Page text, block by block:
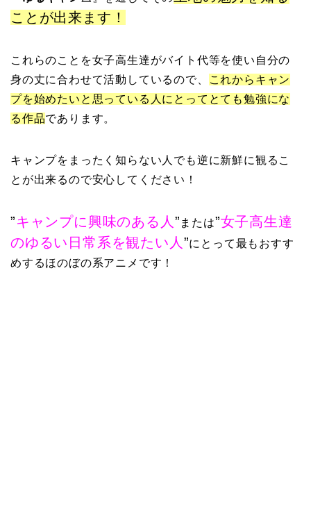
ことが出来ます！
これらのことを女子高生達がバイト代等を使い自分の
身の丈に合わせて活動しているので、
これからキャン
プを始めたいと思っている人にとってとても勉強にな
る作品であります。
キャンプをまったく知らない人でも逆に新鮮に観るこ
とが出来るので安心してください！
”キャンプに興味のある人 ” または”女子高生達
のゆるい日常系を観たい人 ”にとって最もおすす
めするほのぼの系アニメです！